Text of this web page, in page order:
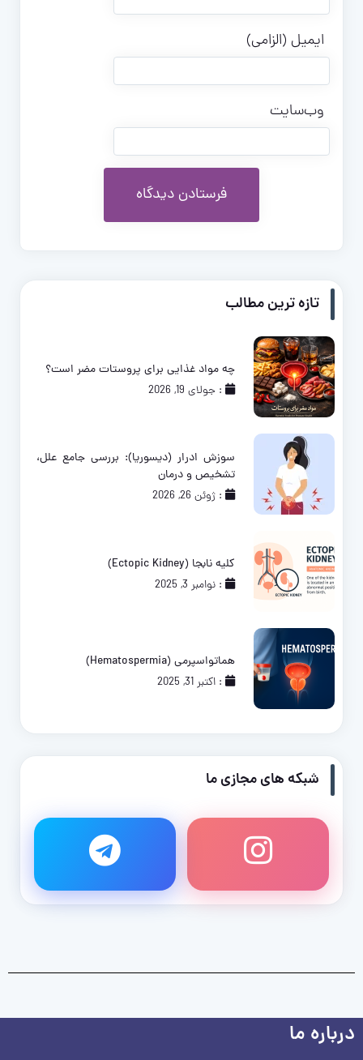
ایمیل (الزامی)
وب‌سایت
تازه ترین مطالب
چه مواد غذایی برای پروستات مضر است؟
: جولای 19, 2026
سوزش ادرار (دیسوریا): بررسی جامع علل،
تشخیص و درمان
: ژوئن 26, 2026
کلیه نابجا (Ectopic Kidney)
: نوامبر 3, 2025
هماتواسپرمی (Hematospermia)
: اکتبر 31, 2025
شبکه های مجازی ما
درباره ما